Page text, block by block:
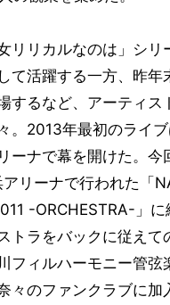
リリカルなのは」シ
て活躍する一方、昨
するなど、アーティス
。2013年最初のライ
ーナで幕を開けた。今
アリーナで行われた「
-ORCHESTRA-」
トラをバックに従えて
フィルハーモニー管弦
々のファンクラブに加